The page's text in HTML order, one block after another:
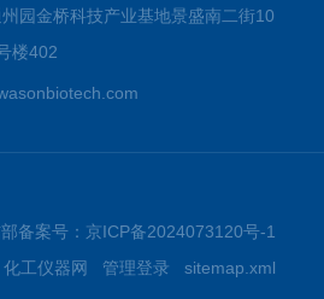
州园金桥科技产业基地景盛南二街10
楼402
备案号： 京ICP备2024073120号-1
化工仪器网 管理登录 sitemap.xml